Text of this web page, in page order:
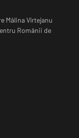
Mălina Vîrtejanu
Românii de